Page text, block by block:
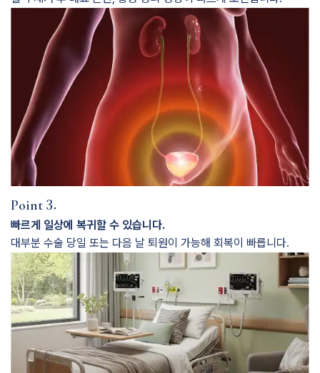
Point 3.
빠르게 일상에 복귀할 수 있습니다.
대부분 수술 당일 또는 다음 날 퇴원이 가능해 회복이 빠릅니다.